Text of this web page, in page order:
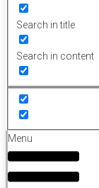
Search in title
Search in content
Menu